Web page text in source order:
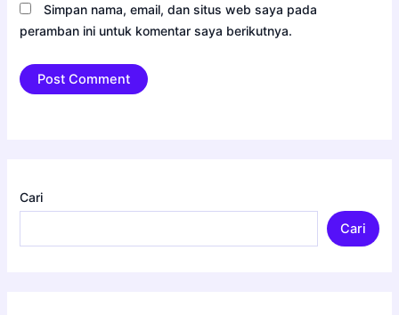
Simpan nama, email, dan situs web saya pada
peramban ini untuk komentar saya berikutnya.
Cari
Cari